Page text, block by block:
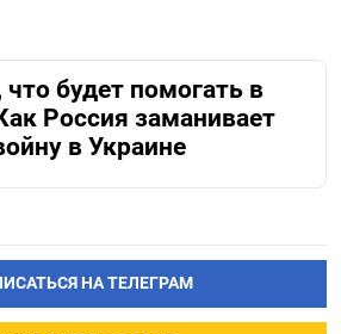
что будет помогать в
Россия заманивает
в Украине
НА ТЕЛЕГРАМ